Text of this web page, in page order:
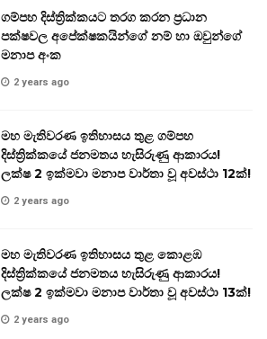
ගම්පහ දිස්ත්‍රික්කයට තරග කරන ප්‍රධාන
පක්ෂවල අපේක්ෂකයින්ගේ නම් හා ඔවුන්ගේ
මනාප අංක
2 years ago
මහ මැතිවරණ ඉතිහාසය තුළ ගම්පහ
දිස්ත්‍රික්කයේ ජනමතය හැසිරුණු ආකාරය!
ලක්ෂ 2 ඉක්මවා මනාප වාර්තා වූ අවස්ථා 12ක්!
2 years ago
මහ මැතිවරණ ඉතිහාසය තුළ කොළඹ
දිස්ත්‍රික්කයේ ජනමතය හැසිරුණු ආකාරය!
ලක්ෂ 2 ඉක්මවා මනාප වාර්තා වූ අවස්ථා 13ක්!
2 years ago